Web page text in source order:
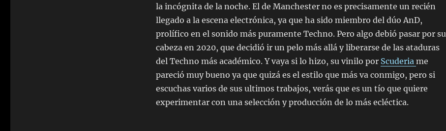
la incógnita de la noche. El de Manchester no es precisamente un recién
llegado a la escena electrónica, ya que ha sido miembro del dúo AnD,
prolífico en el sonido más puramente Techno. Pero algo debió pasar por su
cabeza en 2020, que decidió ir un pelo más allá y liberarse de las ataduras
del Techno más académico. Y vaya si lo hizo, su vinilo por Scuderia me
pareció muy bueno ya que quizá es el estilo que más va conmigo, pero si
escuchas varios de sus ultimos trabajos, verás que es un tío que quiere
experimentar con una selección y producción de lo más ecléctica.